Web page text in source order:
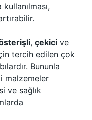
, çekici ve
tercih edilen çok
Bununla
malzemeler
ve sağlık